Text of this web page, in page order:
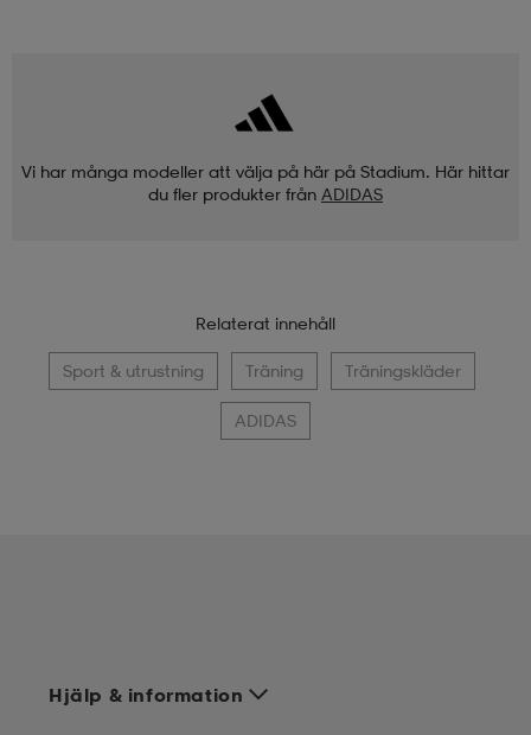
Vi har många modeller att välja på här på Stadium. Här hittar
du fler produkter från ADIDAS
Relaterat innehåll
Sport & utrustning Träning Träningskläder
ADIDAS
Hjälp & information